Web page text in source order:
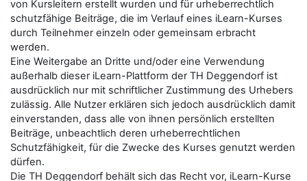
von Kursleitern erstellt wurden und für urheberrechtlich
schutzfähige Beiträge, die im Verlauf eines iLearn-Kurses
durch Teilnehmer einzeln oder gemeinsam erbracht
werden.
Eine Weitergabe an Dritte und/oder eine Verwendung
außerhalb dieser iLearn-Plattform der TH Deggendorf ist
ausdrücklich nur mit schriftlicher Zustimmung des Urhebers
zulässig. Alle Nutzer erklären sich jedoch ausdrücklich damit
einverstanden, dass alle von ihnen persönlich erstellten
Beiträge, unbeachtlich deren urheberrechtlichen
Schutzfähigkeit, für die Zwecke des Kurses genutzt werden
dürfen.
Die TH Deggendorf behält sich das Recht vor, iLearn-Kurse